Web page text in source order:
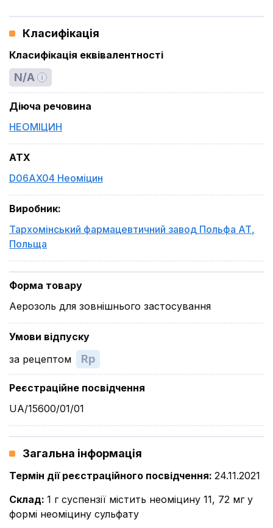
Класифікація
Класифікація еквівалентності
N/A
Діюча речовина
НЕОМІЦИН
ATX
D06AX04 Неоміцин
Виробник:
Тархомінський фармацевтичний завод Польфа АТ,
Польща
Форма товару
Аерозоль для зовнішнього застосування
Умови відпуску
за рецептом
Rp
Реєстраційне посвідчення
UA/15600/01/01
Загальна інформація
Термін дії реєстраційного посвідчення: 24.11.2021
Склад: 1 г суспензії містить неоміцину 11, 72 мг у
формі неоміцину сульфату